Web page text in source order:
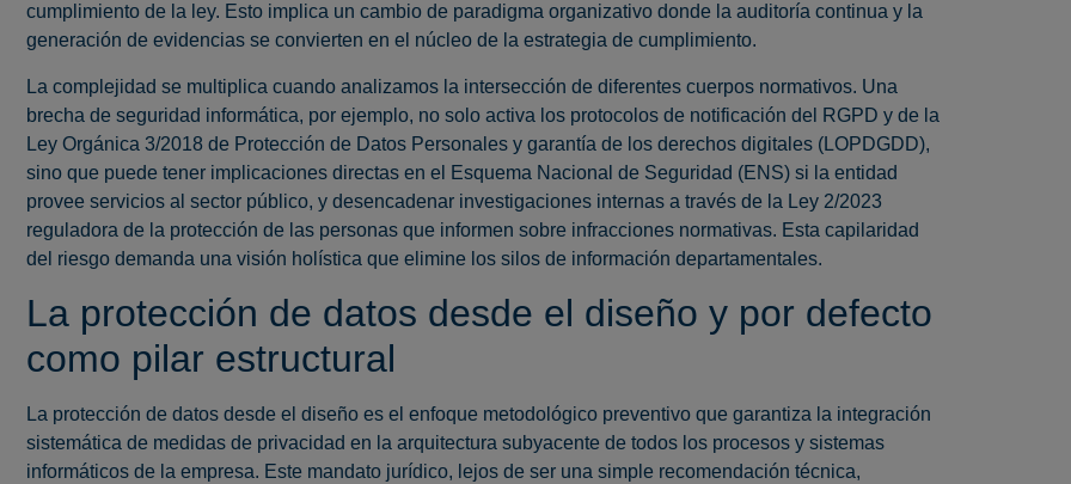
cumplimiento de la ley. Esto implica un cambio de paradigma organizativo donde la auditoría continua y la
generación de evidencias se convierten en el núcleo de la estrategia de cumplimiento.
La complejidad se multiplica cuando analizamos la intersección de diferentes cuerpos normativos. Una
brecha de seguridad informática, por ejemplo, no solo activa los protocolos de notificación del RGPD y de la
Ley Orgánica 3/2018 de Protección de Datos Personales y garantía de los derechos digitales (LOPDGDD),
sino que puede tener implicaciones directas en el Esquema Nacional de Seguridad (ENS) si la entidad
provee servicios al sector público, y desencadenar investigaciones internas a través de la Ley 2/2023
reguladora de la protección de las personas que informen sobre infracciones normativas. Esta capilaridad
del riesgo demanda una visión holística que elimine los silos de información departamentales.
La protección de datos desde el diseño y por defecto
como pilar estructural
La protección de datos desde el diseño es el enfoque metodológico preventivo que garantiza la integración
sistemática de medidas de privacidad en la arquitectura subyacente de todos los procesos y sistemas
informáticos de la empresa. Este mandato jurídico, lejos de ser una simple recomendación técnica,